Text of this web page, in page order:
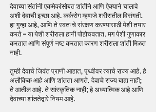
देवाच्या संतांनी एकमेकांसोबत शांतीने आणि ऐक्याने चालावे
अशी देवाची इच्छा आहे. कर्करोग म्हणजे शरीरातील विसंगती.
हा गुन्हा आहे, आणि ते स्वतःचे संरक्षण करण्यासाठी पेशी तयार
करते - या पेशी शरीराला हानी पोहोचवतात. मग पेशी गुणाकार
करतात आणि संपूर्ण नष्ट करतात कारण शरीराला शांती मिळत
नाही.
तुम्ही देवाचे जिवंत प्राणी आहात, पृथ्वीवर त्याचे राज्य आहे. हे
अलौकिक आहे आणि शांतता आणते. देवाचे राज्य बाह्य नाही;
ते आतील आहे. ते सांस्कृतिक नाही; हे अध्यात्मिक आहे आणि
देवाच्या शांततेद्वारे नियम आहे.